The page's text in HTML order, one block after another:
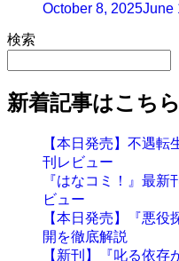
October 8, 2025June
検索
新着記事はこち
【本日発売】不遇
刊レビュー
『はなコミ！』最
ビュー
【本日発売】『悪
開を徹底解説
【新刊】『叱る依